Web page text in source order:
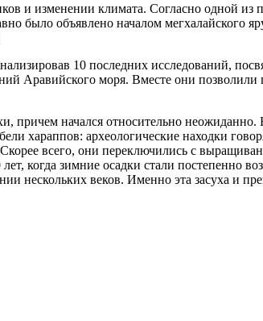
и изменении климата. Согласно одной из
было объявлено началом мегхалайского
10 последних исследований,
Аравийского моря. Вместе они позволили
причем начался относительно
хараппов: археологические находки
всего, они переключились с
когда зимние осадки стали постепенно
нескольких веков. Именно эта засуха и